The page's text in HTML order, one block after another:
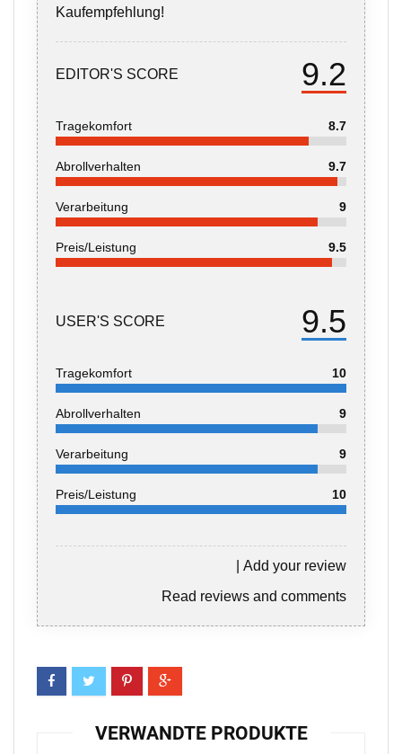
Kaufempfehlung!
9.2
EDITOR'S SCORE
Tragekomfort 8.7
Abrollverhalten 9.7
Verarbeitung 9
Preis/Leistung 9.5
9.5
USER'S SCORE
Tragekomfort 10
Abrollverhalten 9
Verarbeitung 9
Preis/Leistung 10
Add your review
Read reviews and comments
VERWANDTE PRODUKTE